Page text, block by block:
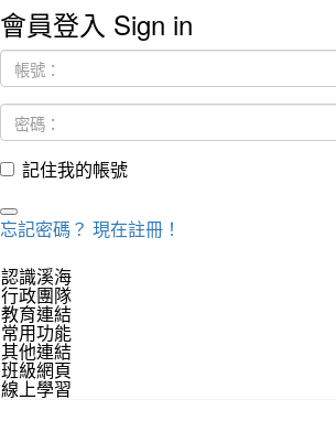
會員登入 Sign in
記住我的帳號
忘記密碼？ 現在註冊！
認識溪海
行政團隊
教育連結
常用功能
其他連結
班級網頁
線上學習